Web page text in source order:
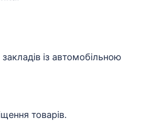
із автомобільною
товарів.